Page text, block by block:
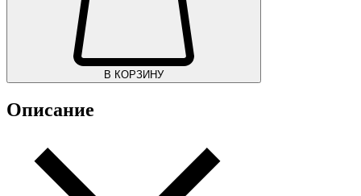
В КОРЗИНУ
Описание